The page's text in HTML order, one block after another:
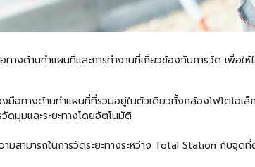
างด้านทำแผนที่และการทำงานที่เกี่ยวข้องกับการวัด เพื่อใ
มือทางด้านทำแผนที่ที่รวมอยู่ในตัวเดียวทั้งกล้องโฟโตโอ
ดมุมและระยะทางโดยอัตโนมัติ
สามารถในการวัดระยะทางระหว่าง Total Station กับจุดที่